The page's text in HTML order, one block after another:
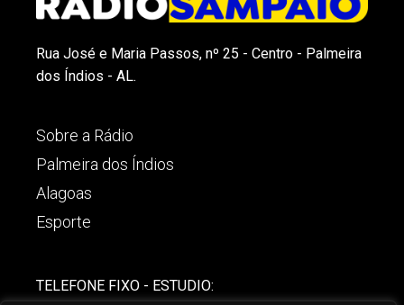
Rua José e Maria Passos, nº 25 - Centro - Palmeira
dos Índios - AL.
Sobre a Rádio
Palmeira dos Índios
Alagoas
Esporte
TELEFONE FIXO - ESTUDIO: